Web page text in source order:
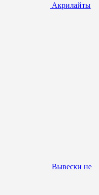
Акрилайты
Вывески не